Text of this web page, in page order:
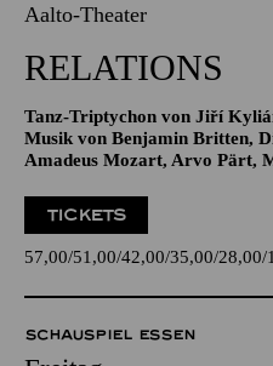
09.10.2026
19:30 - 21:30
RELATIONS
Musik von Benjamin Britten,
Amadeus Mozart, Arvo Pärt,
57,00 51,00 42,00 35,00